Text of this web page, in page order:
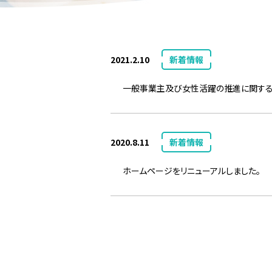
2021.2.10 新着情報
一般事業主及び女性活躍の推進に関す
2020.8.11 新着情報
ホームページをリニューアルしました。